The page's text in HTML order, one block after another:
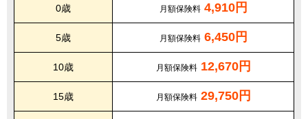
0歳 月額保険料 4,910円
5歳 月額保険料 6,450円
10歳 月額保険料 12,670円
15歳 月額保険料 29,750円